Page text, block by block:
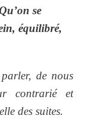
se
équilibré,
de nous
contrarié et
des suites.